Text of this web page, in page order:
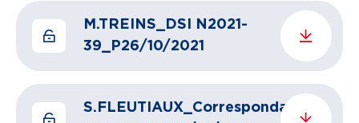
M.TREINS_DSI N2021-
39_P26/10/2021
S.FLEUTIAUX_Correspondant